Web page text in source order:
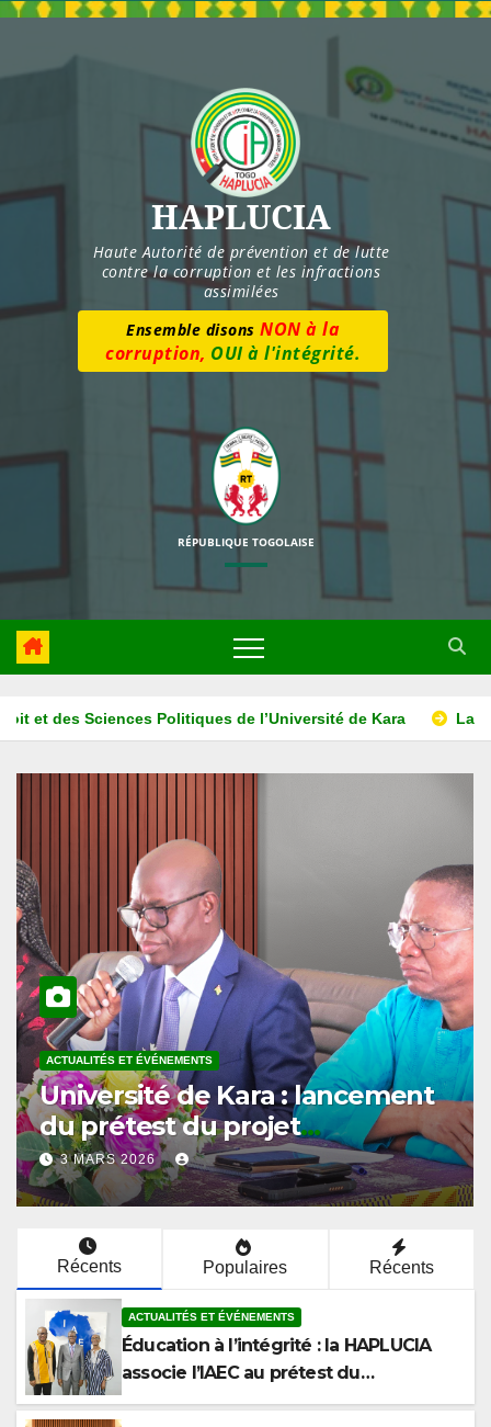
Skip
content
HAPLUCIA
Haute Autorité de prévention et de lutte
contre la corruption et les infractions
assimilées
Numéro vert :8277
RÉPUBLIQUE TOGOLAISE
ACTUALITÉS ET ÉVÉNEMENTS
Université de Kara : l’ISPAU
ouvre le cycle de conférences
du prétest sur l’éthique et la
lutte contre la corruption
2 MARS 2026
Récents Populaires Récents
ACTUALITÉS ET ÉVÉNEMENTS
Éducation à l’intégrité : la HAPLUCIA
associe l’IAEC au prétest du
programme anticorruption
ACTUALITÉS ET ÉVÉNEMENTS